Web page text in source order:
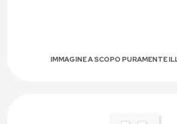
IMMAGINE A SCOPO PURAMENTE